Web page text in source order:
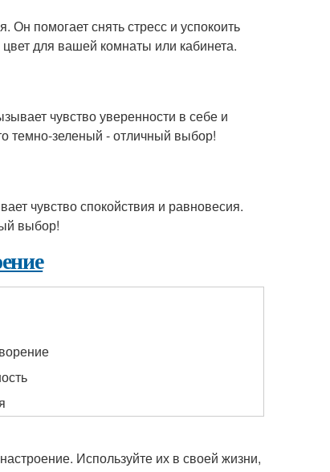
Он помогает снять стресс и успокоить
для вашей комнаты или кабинета.
чувство уверенности в себе и
темно-зеленый - отличный выбор!
чувство спокойствия и равновесия.
выбор!
Используйте их в своей жизни,